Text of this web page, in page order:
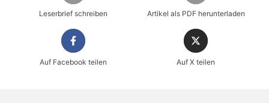
Leserbrief schreiben Artikel als PDF herunterladen
Auf Facebook teilen Auf X teilen